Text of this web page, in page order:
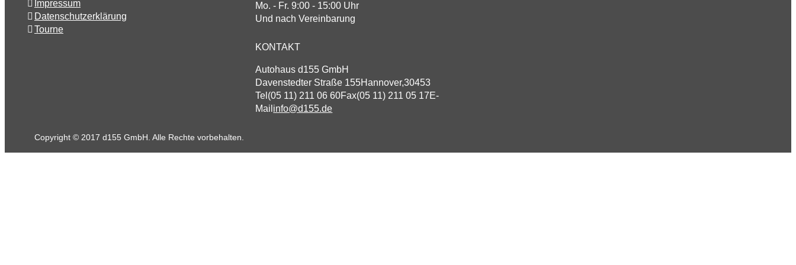
Impressum
Datenschutzerklärung
Tourne
Mo. - Fr. 9:00 - 15:00 Uhr
Und nach Vereinbarung
KONTAKT
Autohaus d155 GmbH
Davenstedter Straße 155Hannover,30453
Tel (05 11) 211 06 60Fax(05 11) 211 05 17E-
Mail info@d155.de
Copyright © 2017 d155 GmbH. Alle Rechte vorbehalten.